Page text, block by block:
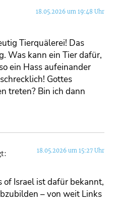
18.05.2026 um 19:48 Uhr
Tierquälerei! Das
Was kann ein Tier dafür,
ein Hass aufeinander
Gottes
treten? Bin ich dann
18.05.2026 um 15:27 Uhr
of Israel ist dafür bekannt,
– von weit Links